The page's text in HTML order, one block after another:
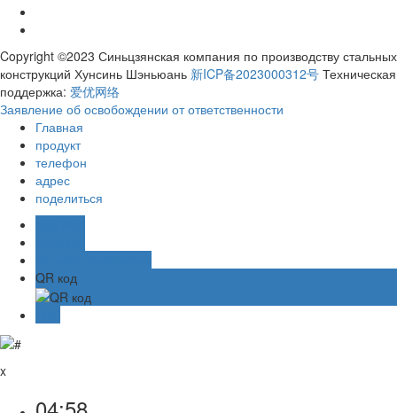
Copyright ©2023 Синьцзянская компания по производству стальных
конструкций Хунсинь Шэньюань 新ICP备2023000312号 Техническая
поддержка: 爱优网络
Заявление об освобождении от ответственности
Главная
продукт
телефон
адрес
поделиться
QR код
x